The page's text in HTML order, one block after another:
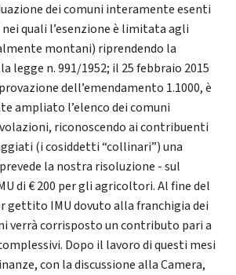
dei comuni interamente esenti
quali l’esenzione è limitata agli
montani) riprendendo la
legge n. 991/1952; il 25 febbraio 2015
dell’emendamento 1.1000, è
ampliato l’elenco dei comuni
riconoscendo ai contribuenti
(i cosiddetti “collinari”) una
la nostra risoluzione - sul
di € 200 per gli agricoltori. Al fine del
gettito IMU dovuto alla franchigia dei
verrà corrisposto un contributo pari a
Dopo il lavoro di questi mesi
con la discussione alla Camera,